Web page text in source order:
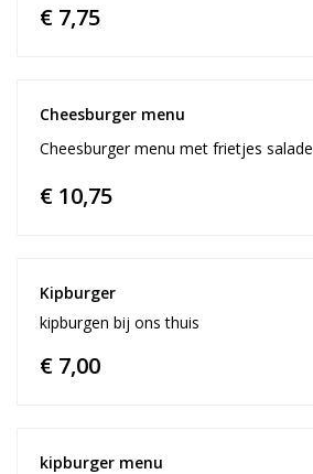
€ 7,75
Cheesburger menu
Cheesburger menu met frietjes salade
€ 10,75
Kipburger
kipburgen bij ons thuis
€ 7,00
kipburger menu